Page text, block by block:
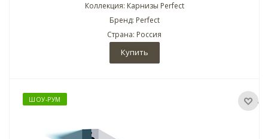
Коллекция: Карнизы Perfect
Бренд: Perfect
Страна: Россия
Купить
ШОУ-РУМ